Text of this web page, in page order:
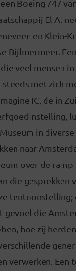
Boeing 747 van
El Al
en Klein-
Bijlmermeer.
veel mensen in
steeds met zich
IC, de in
in diverse
naar
over de ramp
die gesprekken
gevoel die
hoe zij
verwerken. Een